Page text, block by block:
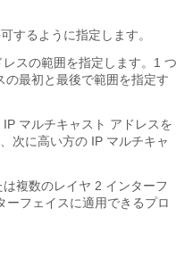
するように指定します。
レスの範囲を指定します。1 つ
最初と最後で範囲を指定す
マルチキャスト アドレスを
次に高い方の IP マルチキャ
複数のレイヤ 2 インターフ
ーフェイスに適用できるプロ